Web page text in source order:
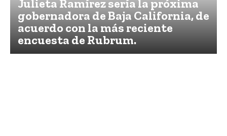
Julieta Ramírez sería la próxima
gobernadora de Baja California, de
acuerdo con la más reciente
encuesta de Rubrum.